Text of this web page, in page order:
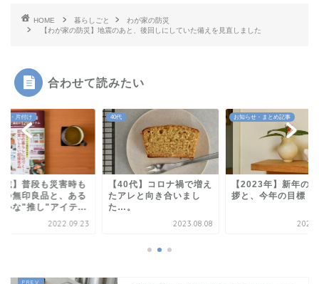
HOME 暮らしごと
わが家の防災
【わが家の防災】地震のあと、後回しにしていた備えを見直しました
合わせて読みたい
代】コロナ禍で増え
レと向き合いまし
2023.08.08
お知らせ・まとめ記事
【2023年】新年のご挨
拶と、今年の目標
2023.01.09
整理収納・片付け
【掲載】普段も災害
役立つ無印良品と、